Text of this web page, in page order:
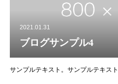
2021.01.31
ブログサンプル4
サンプルテキスト。サンプルテキスト